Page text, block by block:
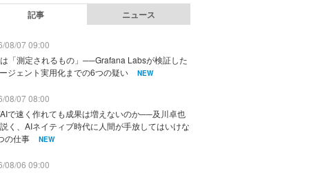
記事 ニュース
08/07 09:00
「測定されるもの」──Grafana Labsが検証した
ジェント実用化までの6つの疑い
NEW
08/07 08:00
で速く作れても成果は増えないのか──及川卓也
く、AIネイティブ時代に人間が手放してはいけな
の仕事
NEW
08/06 09:00